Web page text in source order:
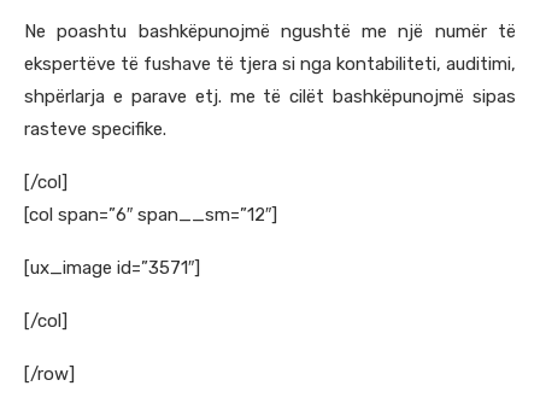
Ne poashtu bashkëpunojmë ngushtë me një numër të
ekspertëve të fushave të tjera si nga kontabiliteti, auditimi,
shpërlarja e parave etj. me të cilët bashkëpunojmë sipas
rasteve specifike.
[/col]
[col span=”6″ span__sm=”12″]
[ux_image id=”3571″]
[/col]
[/row]